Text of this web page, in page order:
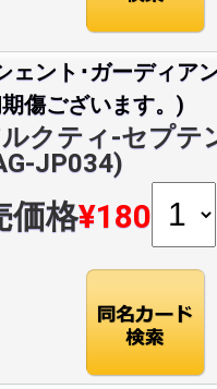
ェント･ガーディア
傷ございます。)
クティ-セプテ
JP034)
価格¥180